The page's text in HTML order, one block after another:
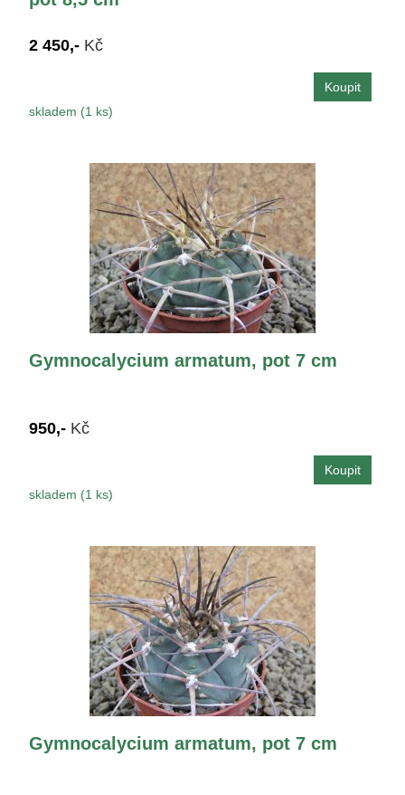
2 450,- Kč
skladem (1 ks)
Gymnocalycium armatum, pot 7 cm
950,- Kč
skladem (1 ks)
Gymnocalycium armatum, pot 7 cm